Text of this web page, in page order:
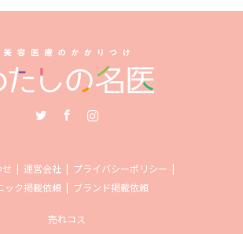
運営会社
プライバシーポリシー
ック掲載依頼
ブランド掲載依頼
売れコス